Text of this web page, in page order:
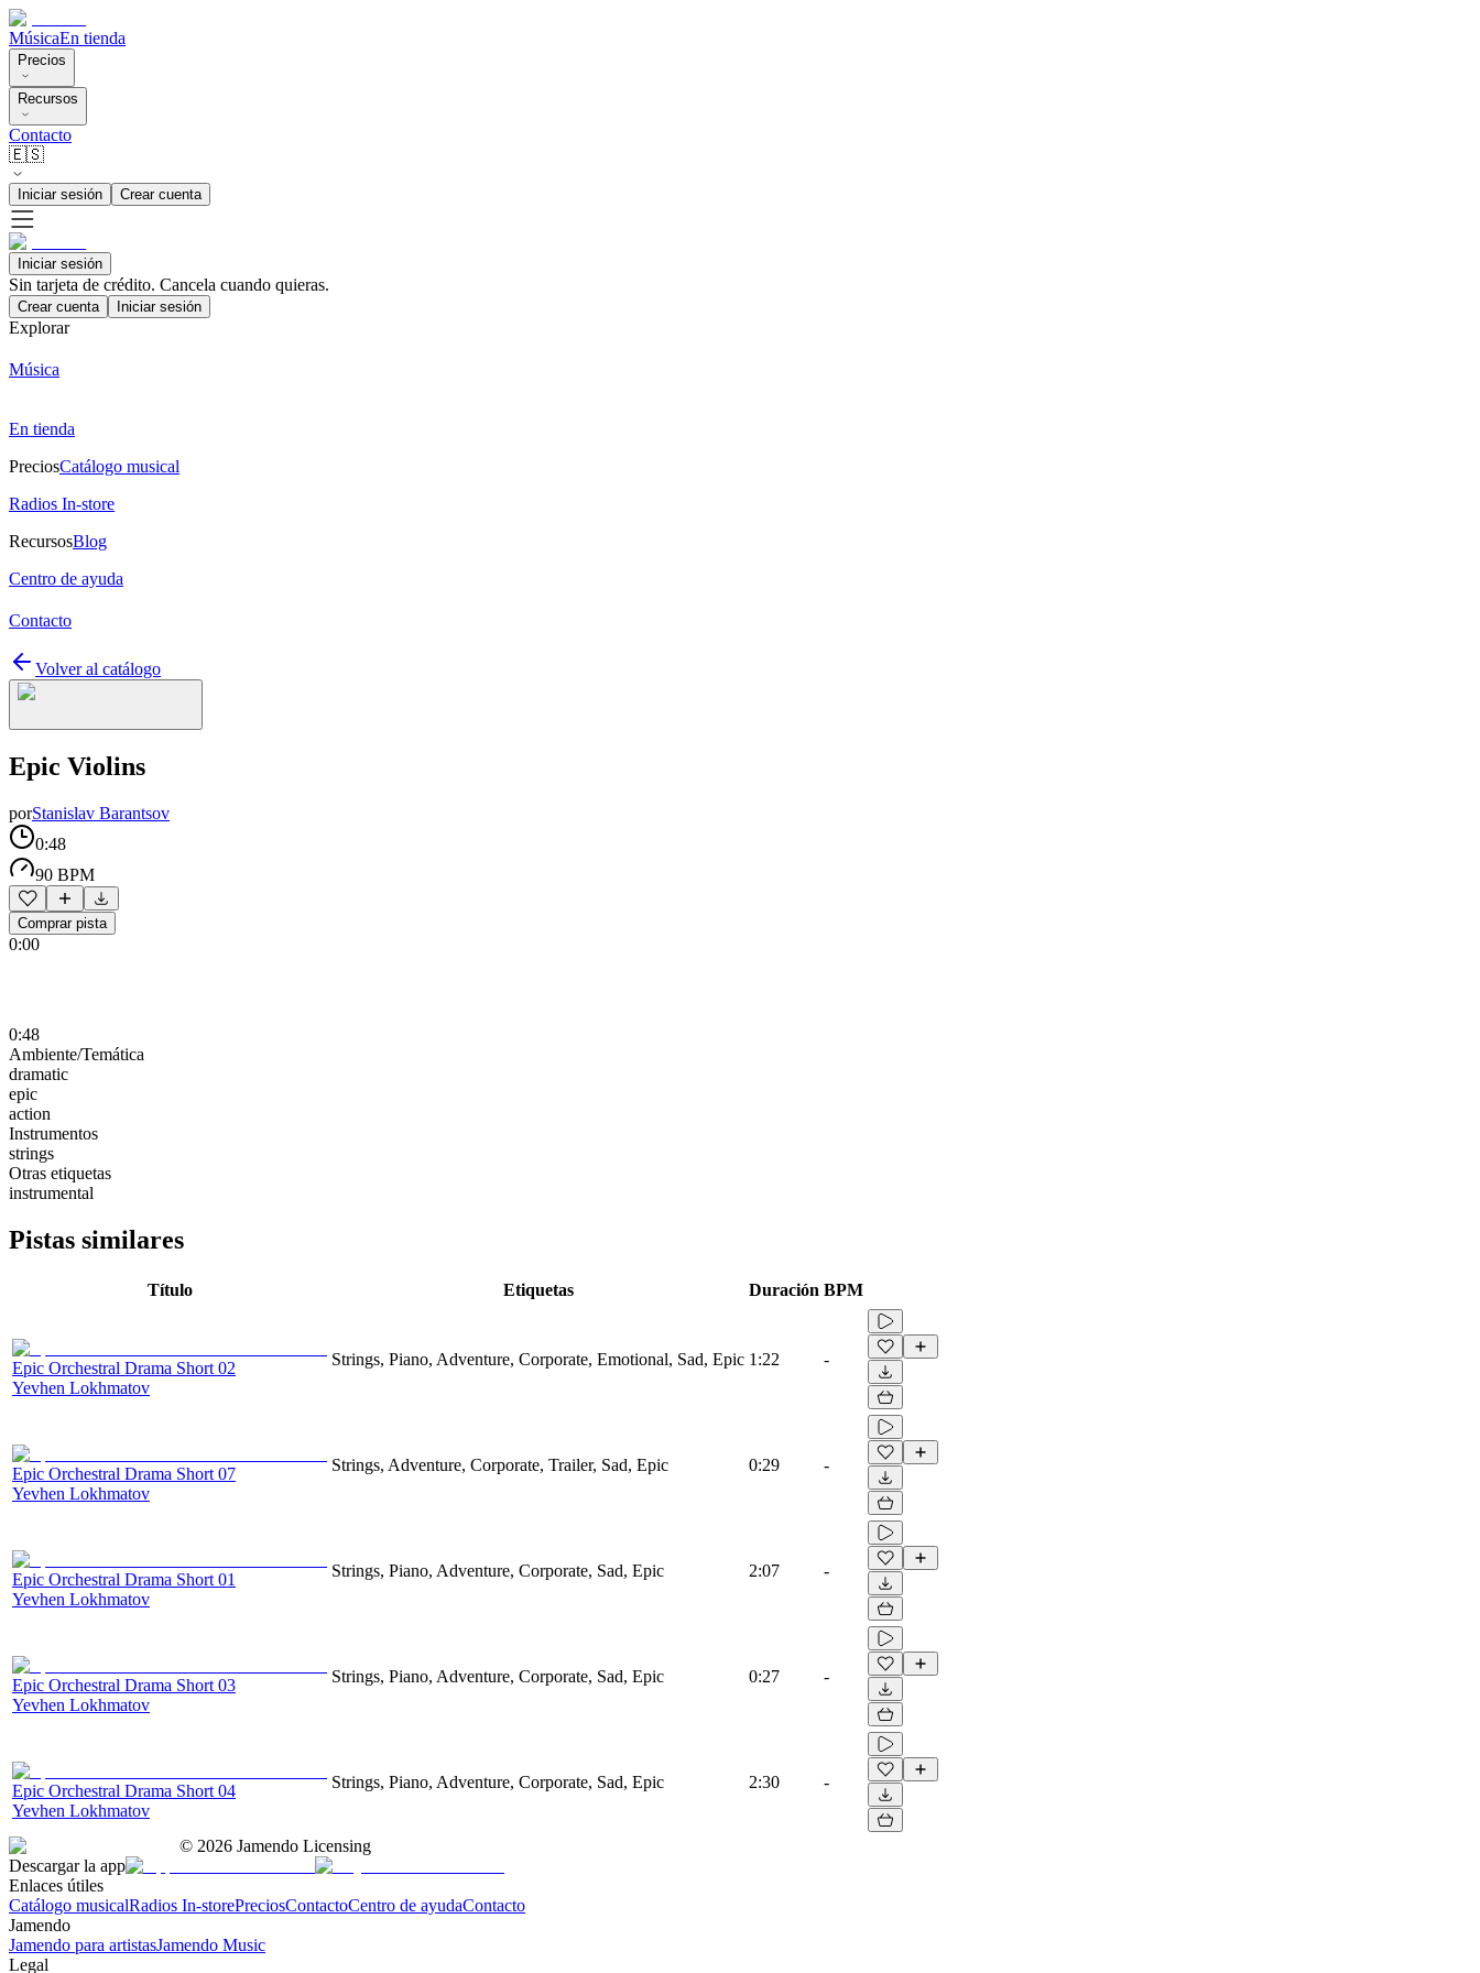
MúsicaEn tienda
Precios
Recursos
Contacto
🇪🇸
Iniciar sesión Crear cuenta
Iniciar sesión
Sin tarjeta de crédito. Cancela cuando quieras.
Crear cuenta Iniciar sesión
Explorar
Música
En tienda
PreciosCatálogo musical
Radios In-store
RecursosBlog
Centro de ayuda
Contacto
Volver al catálogo
Epic Violins
porStanislav Barantsov
0:48
90 BPM
Comprar pista
0:00
0:48
Ambiente/Temática
dramatic
epic
action
Instrumentos
strings
Otras etiquetas
instrumental
Pistas similares
Título Etiquetas Duración BPM
Epic Orchestral Drama Short 02
Yevhen Lokhmatov
Strings, Piano, Adventure, Corporate, Emotional, Sad, Epic 1:22 -
Epic Orchestral Drama Short 07
Yevhen Lokhmatov
Strings, Adventure, Corporate, Trailer, Sad, Epic 0:29 -
Epic Orchestral Drama Short 01
Yevhen Lokhmatov
Strings, Piano, Adventure, Corporate, Sad, Epic 2:07 -
Epic Orchestral Drama Short 03
Yevhen Lokhmatov
Strings, Piano, Adventure, Corporate, Sad, Epic 0:27 -
Epic Orchestral Drama Short 04
Yevhen Lokhmatov
Strings, Piano, Adventure, Corporate, Sad, Epic 2:30 -
© 2026 Jamendo Licensing
Descargar la app
Enlaces útiles
Catálogo musicalRadios In-storePreciosContactoCentro de ayudaContacto
Jamendo
Jamendo para artistasJamendo Music
Legal